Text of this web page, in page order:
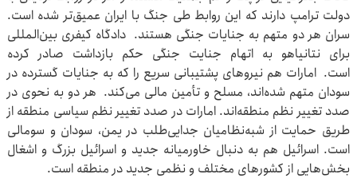
دولت ترامپ دارند که این روابط طی جنگ با ایران عمیق‌تر شده است.
سران هر دو متهم به جنایات جنگی هستند. دادگاه کیفری بین‌المللی
برای نتانیاهو به اتهام جنایت جنگی حکم بازداشت صادر کرده
است. امارات هم نیروهای پشتیبانی سریع را که به جنایات گسترده در
سودان متهم شده‌اند، مسلح و تأمین مالی می‌کند. هر دو به نحوی در
صدد تغییر نظم منطقه‌اند. امارات در صدد تغییر نظم سیاسی منطقه از
طریق حمایت از شبه‌نظامیان جدایی‌طلب در یمن، سودان و سومالی
است. اسرائیل هم به دنبال خاورمیانه جدید و اسرائیل بزرگ و اشغال
بخش‌هایی از کشورهای مختلف و نظمی جدید در منطقه است.